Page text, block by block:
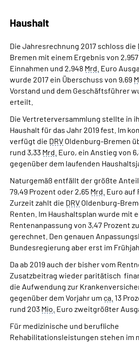
Haushalt
Die Jahresrechnung 2017 schloss die
Bremen mit einem Ergebnis von 2,957
Einnahmen und 2,948 Mrd. Euro
wurde 2017 ein Überschuss von 9,69
Vorstand und dem Geschäftsführer
erteilt.
Die Vertreterversammlung stellte in
Haushalt für das Jahr 2019 fest. Im
verfügt die DRV Oldenburg-Bremen
rund 3,33 Mrd. Euro, ein Anstieg von
gegenüber dem laufenden
Naturgemäß entfällt der größte
79,49 Prozent oder 2,65 Mrd. Euro auf
Zurzeit zahlt die DRV Oldenburg-
Renten. Im Haushaltsplan wurde mit
Rentenanpassung von 3,47 Prozent
gerechnet. Den genauen
Bundesregierung aber erst im
Da ab 2019 auch der bisher vom
Zusatzbeitrag wieder paritätisch
die Aufwendung zur
gegenüber dem Vorjahr um ca. 13
rund 203 Mio. Euro zweitgrößter
Für medizinische und berufliche
Rehabilitationsleistungen stehen im